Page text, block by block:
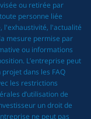
ou retirée par
personne liée
l'exhaustivité, l'actualité
mesure permise par
ou informations
L’entreprise peut
dans les FAQ
les restrictions
d’utilisation de
un droit de
ne peut pas